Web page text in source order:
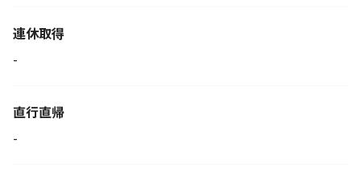
連休取得
-
直行直帰
-